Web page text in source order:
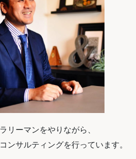
リーマンをやりながら、
ンサルティングを行っています。